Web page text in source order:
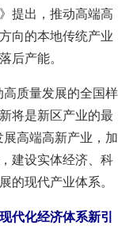
提出，推动高端高
向的本地传统产业
后产能。
质量发展的全国样
将是新区产业的最
高端高新产业，加
建设实体经济、科
的现代产业体系。
代化经济体系新引